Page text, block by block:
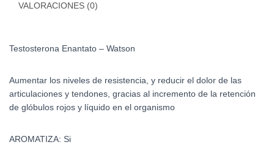
VALORACIONES (0)
Testosterona Enantato – Watson
Aumentar los niveles de resistencia, y reducir el dolor de las
articulaciones y tendones, gracias al incremento de la retención
de glóbulos rojos y líquido en el organismo
AROMATIZA: Si